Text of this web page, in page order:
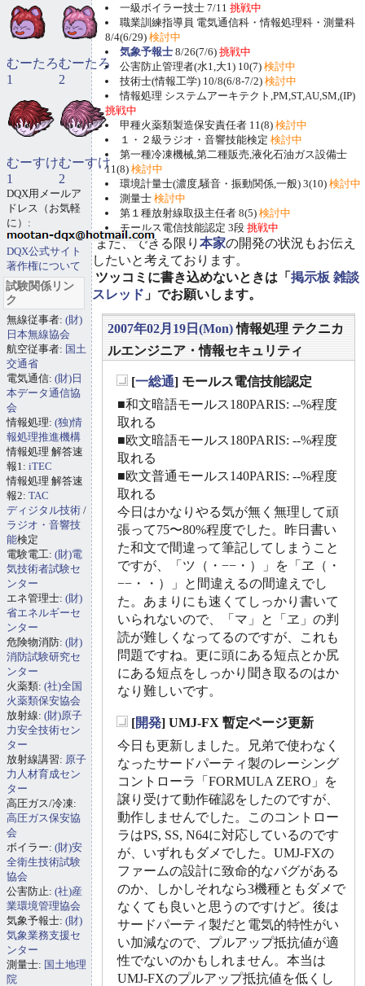
一級ボイラー技士 7/11 挑戦中
職業訓練指導員 電気通信科・情報処理科・測量科
8/4(6/29) 検討中
気象予報士 8/26(7/6) 挑戦中
公害防止管理者(水1,大1) 10(7) 検討中
技術士(情報工学) 10/8(6/8-7/2) 検討中
情報処理 システムアーキテクト,PM,ST,AU,SM,(IP)
挑戦中
甲種火薬類製造保安責任者 11(8) 検討中
１・２級ラジオ・音響技能検定 検討中
第一種冷凍機械,第二種販売,液化石油ガス設備士
11(8) 検討中
環境計量士(濃度,騒音・振動関係,一般) 3(10) 検討中
測量士 検討中
第１種放射線取扱主任者 8(5) 検討中
モールス電信技能認定 3段 挑戦中
また、できる限り 本家の開発の状況もお伝え
したいと考えております。
ツッコミに書き込めないときは「 掲示板 雑談
スレッド 」でお願いします。
2007年02月19日(Mon) 情報処理 テクニカ
ルエンジニア・情報セキュリティ
[一総通] モールス電信技能認定
■和文暗語モールス180PARIS: --%程度
取れる
■欧文暗語モールス180PARIS: --%程度
取れる
■欧文普通モールス140PARIS: --%程度
取れる
今日はかなりやる気が無く無理して頑
張って75〜80%程度でした。昨日書い
た和文で間違って筆記してしまうこと
ですが、「ツ（・−−・）」を「ヱ（・
−−・・）」と間違えるの間違えでし
た。あまりにも速くてしっかり書いて
いられないので、「マ」と「ヱ」の判
読が難しくなってるのですが、これも
問題ですね。更に頭にある短点とか尻
にある短点をしっかり聞き取るのはか
なり難しいです。
[開発] UMJ-FX 暫定ページ更新
今日も更新しました。兄弟で使わなく
なったサードパーティ製のレーシング
コントローラ「FORMULA ZERO」を
譲り受けて動作確認をしたのですが、
動作しませんでした。このコントロー
ラはPS, SS, N64に対応しているのです
が、いずれもダメでした。UMJ-FXの
ファームの設計に致命的なバグがある
のか、しかしそれなら3機種ともダメで
なくても良いと思うのですけど。後は
サードパーティ製だと電気的特性がい
い加減なので、プルアップ抵抗値が適
性でないのかもしれません。本当は
UMJ-FXのプルアップ抵抗値を低くし
むーたろ
1
むーたろ
2
むーすけ
1
むーすけ
2
DQX用メールア
ドレス（お気軽
に）:
DQX公式サイト
著作権について
試験関係リン
ク
無線従事者: (財)
日本無線協会
航空従事者: 国土
交通省
電気通信: (財)日
本データ通信協
会
情報処理: (独)情
報処理推進機構
情報処理 解答速
報1: iTEC
情報処理 解答速
報2: TAC
ディジタル技術 /
ラジオ・音響技
能検定
電験電工: (財)電
気技術者試験セ
ンター
エネ管理士: (財)
省エネルギーセ
ンター
危険物消防: (財)
消防試験研究セ
ンター
火薬類: (社)全国
火薬類保安協会
放射線: (財)原子
力安全技術セン
ター
放射線講習: 原子
力人材育成セン
ター
高圧ガス/冷凍:
高圧ガス保安協
会
ボイラー: (財)安
全衛生技術試験
協会
公害防止: (社)産
業環境管理協会
気象予報士: (財)
気象業務支援セ
ンター
測量士: 国土地理
院